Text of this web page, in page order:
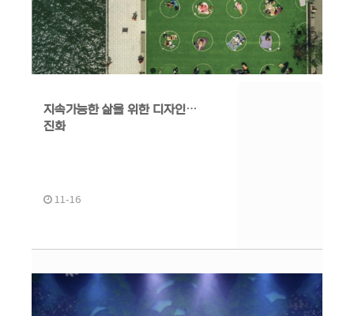
지속가능한 삶을 위한 디자인의
진화
11-16